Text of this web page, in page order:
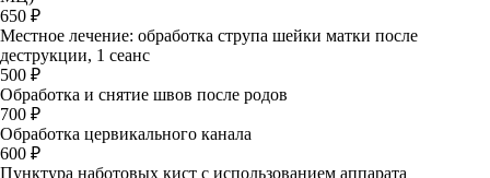
650 ₽
Местное лечение: обработка струпа шейки матки после
деструкции, 1 сеанс
500 ₽
Обработка и снятие швов после родов
700 ₽
Обработка цервикального канала
600 ₽
Пунктура наботовых кист с использованием аппарата